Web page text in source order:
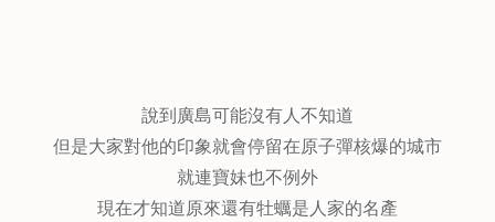
說到廣島可能沒有人不知道
但是大家對他的印象就會停留在原子彈核爆的城市
就連寶妹也不例外
現在才知道原來還有牡蠣是人家的名產